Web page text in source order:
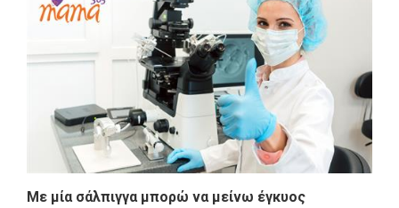
Με μία σάλπιγγα μπορώ να μείνω έγκυος